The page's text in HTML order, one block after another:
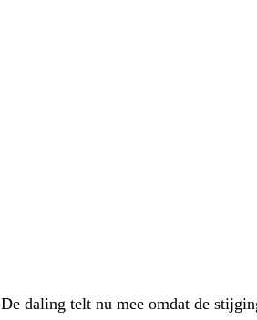
De daling telt nu mee omdat de